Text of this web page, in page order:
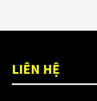
LIÊN HỆ